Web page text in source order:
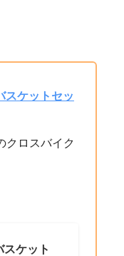
スケットセッ
クロスバイク
ケット